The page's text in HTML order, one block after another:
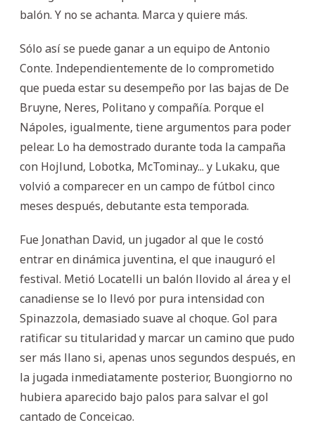
balón. Y no se achanta. Marca y quiere más.
Sólo así se puede ganar a un equipo de Antonio
Conte. Independientemente de lo comprometido
que pueda estar su desempeño por las bajas de De
Bruyne, Neres, Politano y compañía. Porque el
Nápoles, igualmente, tiene argumentos para poder
pelear. Lo ha demostrado durante toda la campaña
con Hojlund, Lobotka, McTominay... y Lukaku, que
volvió a comparecer en un campo de fútbol cinco
meses después, debutante esta temporada.
Fue Jonathan David, un jugador al que le costó
entrar en dinámica juventina, el que inauguró el
festival. Metió Locatelli un balón llovido al área y el
canadiense se lo llevó por pura intensidad con
Spinazzola, demasiado suave al choque. Gol para
ratificar su titularidad y marcar un camino que pudo
ser más llano si, apenas unos segundos después, en
la jugada inmediatamente posterior, Buongiorno no
hubiera aparecido bajo palos para salvar el gol
cantado de Conceicao.